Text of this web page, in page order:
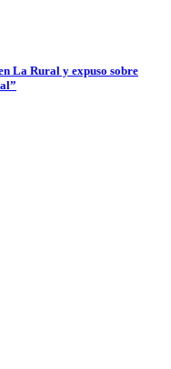
La Rural y expuso sobre